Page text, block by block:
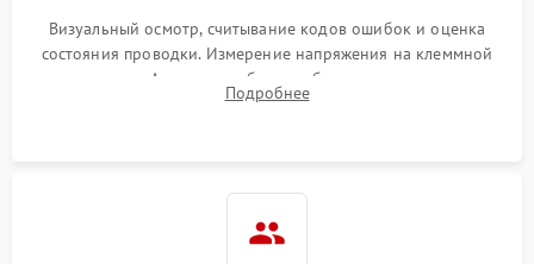
Визуальный осмотр, считывание кодов ошибок и оценка
состояния проводки. Измерение напряжения на клеммной
колодке. Анализ жалоб на проблемы с нагревом,
конвекцией, панелью управления или блокировкой дверцы.
Подробнее